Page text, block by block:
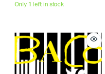
Only 1 left in stock